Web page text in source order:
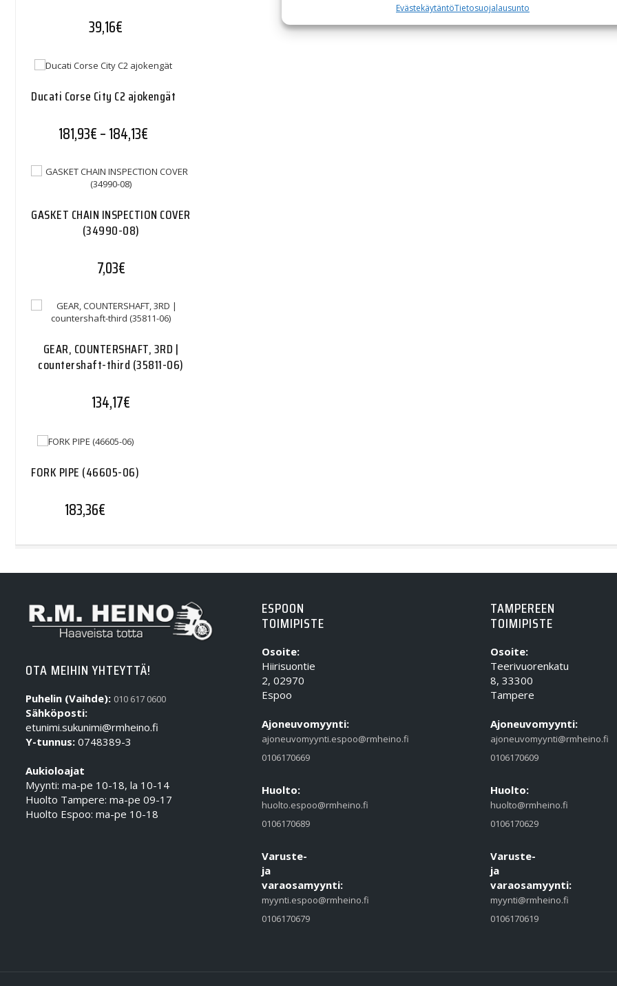
EvästekäytäntöTietosuojalausunto
39,16€
Ducati Corse City C2 ajokengät
181,93€–184,13€
GASKET CHAIN INSPECTION COVER
(34990-08)
7,03€
GEAR, COUNTERSHAFT, 3RD |
countershaft-third (35811-06)
134,17€
FORK PIPE (46605-06)
183,36€
OTA MEIHIN YHTEYTTÄ!
Puhelin (Vaihde): 010 617 0600
Sähköposti:
etunimi.sukunimi@rmheino.fi
Y-tunnus: 0748389-3
Aukioloajat
Myynti: ma-pe 10-18, la 10-14
Huolto Tampere: ma-pe 09-17
Huolto Espoo: ma-pe 10-18
ESPOON
TOIMIPISTE
Osoite:
Hiirisuontie
2, 02970
Espoo
Ajoneuvomyynti:
ajoneuvomyynti.espoo@rmheino.fi
0106170669
Huolto:
huolto.espoo@rmheino.fi
0106170689
Varuste-
ja
varaosamyynti:
myynti.espoo@rmheino.fi
0106170679
TAMPEREEN
TOIMIPISTE
Osoite:
Teerivuorenkatu
8, 33300
Tampere
Ajoneuvomyynti:
ajoneuvomyynti@rmheino.fi
0106170609
Huolto:
huolto@rmheino.fi
0106170629
Varuste-
ja
varaosamyynti:
myynti@rmheino.fi
0106170619